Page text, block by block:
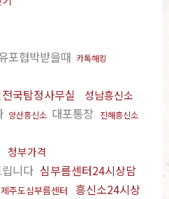
포협박받을때 카톡해킹
국탐정사무실
성남흥신소
양산흥신소 대포통장 진해흥신소
청부가격
니다 심부름센터24시상담
제주도심부름센터
흥신소24시상